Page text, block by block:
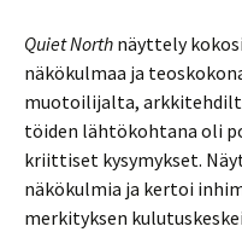
Quiet North näyttely
näkökulmaa ja
muotoilijalta,
töiden lähtökohtana oli
kriittiset kysymykset.
näkökulmia ja kertoi
merkityksen